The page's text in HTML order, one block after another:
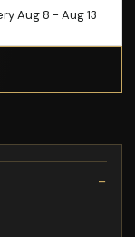
Aug 8 - Aug 13